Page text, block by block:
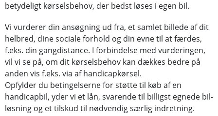
betydeligt kørselsbehov, der bedst løses i egen bil.
Vi vurderer din ansøgning ud fra, et samlet billede af dit
helbred, dine sociale forhold og din evne til at færdes,
f.eks. din gangdistance. I forbindelse med vurderingen,
vil vi se på, om dit kørselsbehov kan dækkes bedre på
anden vis f.eks. via af handicapkørsel.
Opfylder du betingelserne for støtte til køb af en
handicapbil, yder vi et lån, svarende til billigst egnede bil-
løsning og et tilskud til nødvendig særlig indretning.